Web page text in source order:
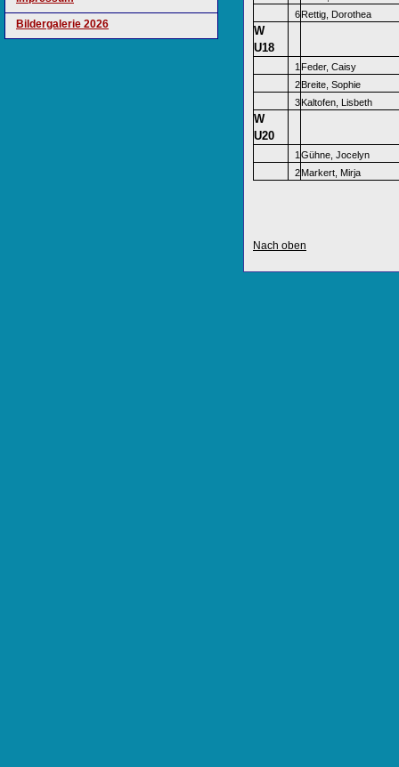
Bildergalerie 2026
6Rettig, Dorothea
W
U18
1 Feder, Caisy
2Breite, Sophie
3Kaltofen, Lisbeth
W
U20
1 Gühne, Jocelyn
2Markert, Mirja
Nach oben